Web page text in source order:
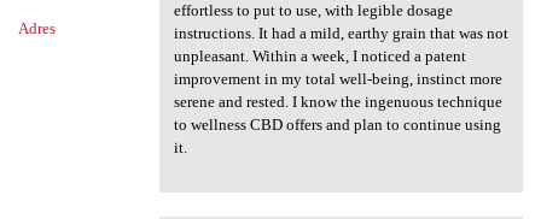
Adres
effortless to put to use, with legible dosage
instructions. It had a mild, earthy grain that was not
unpleasant. Within a week, I noticed a patent
improvement in my total well-being, instinct more
serene and rested. I know the ingenuous technique
to wellness CBD offers and plan to continue using
it.